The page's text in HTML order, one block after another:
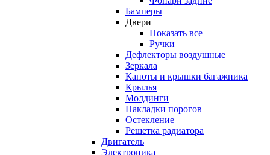
Бамперы
Двери
Показать все
Ручки
Дефлекторы воздушные
Зеркала
Капоты и крышки багажника
Крылья
Молдинги
Накладки порогов
Остекление
Решетка радиатора
Двигатель
Электроника